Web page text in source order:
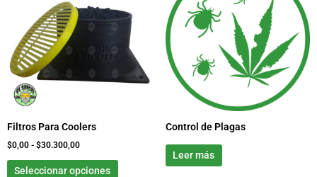
Filtros Para Coolers
$0,00 - $30.300,00
desde
$0,00
hasta
Seleccionar opciones
múltiples
variantes.
Las
opciones
se
página
Control de Plagas
Leer más